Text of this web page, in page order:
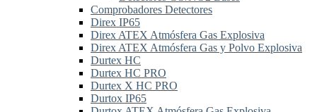
Comprobadores Detectores
Direx IP65
Direx ATEX Atmósfera Gas Explosiva
Direx ATEX Atmósfera Gas y Polvo Explosiva
Durtex HC
Durtex HC PRO
Durtex X HC PRO
Durtox IP65